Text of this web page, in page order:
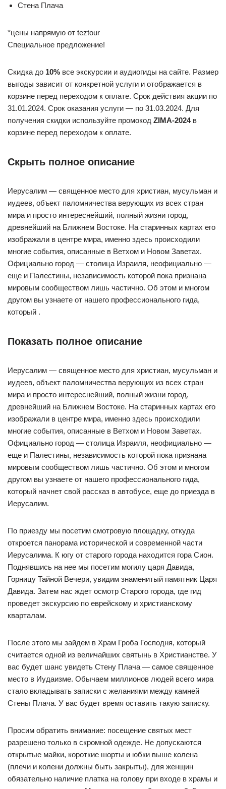
Стена Плача
*цены напрямую от teztour
Специальное предложение!
Скидка до 10% все экскурсии и аудиогиды на сайте. Размер
выгоды зависит от конкретной услуги и отображается в
корзине перед переходом к оплате. Срок действия акции по
31.01.2024. Срок оказания услуги — по 31.03.2024. Для
получения скидки используйте промокод ZIMA-2024в
корзине перед переходом к оплате.
Скрыть полное описание
Иерусалим — священное место для христиан, мусульман и
иудеев, объект паломничества верующих из всех стран
мира и просто интереснейший, полный жизни город,
древнейший на Ближнем Востоке. На старинных картах его
изображали в центре мира, именно здесь происходили
многие события, описанные в Ветхом и Новом Заветах.
Официально город — столица Израиля, неофициально —
еще и Палестины, независимость которой пока признана
мировым сообществом лишь частично. Об этом и многом
другом вы узнаете от нашего профессионального гида,
который .
Показать полное описание
Иерусалим — священное место для христиан, мусульман и
иудеев, объект паломничества верующих из всех стран
мира и просто интереснейший, полный жизни город,
древнейший на Ближнем Востоке. На старинных картах его
изображали в центре мира, именно здесь происходили
многие события, описанные в Ветхом и Новом Заветах.
Официально город — столица Израиля, неофициально —
еще и Палестины, независимость которой пока признана
мировым сообществом лишь частично. Об этом и многом
другом вы узнаете от нашего профессионального гида,
который начнет свой рассказ в автобусе, еще до приезда в
Иерусалим.
По приезду мы посетим смотровую площадку, откуда
откроется панорама исторической и современной части
Иерусалима. К югу от старого города находится гора Сион.
Поднявшись на нее мы посетим могилу царя Давида,
Горницу Тайной Вечери, увидим знаменитый памятник Царя
Давида. Затем нас ждет осмотр Старого города, где гид
проведет экскурсию по еврейскому и христианскому
кварталам.
После этого мы зайдем в Храм Гроба Господня, который
считается одной из величайших святынь в Христианстве. У
вас будет шанс увидеть Стену Плача — самое священное
место в Иудаизме. Обычаем миллионов людей всего мира
стало вкладывать записки c желаниями между камней
Стены Плача. У вас будет время оставить такую записку.
Просим обратить внимание: посещение святых мест
разрешено только в скромной одежде. Не допускаются
открытые майки, короткие шорты и юбки выше колена
(плечи и колени должны быть закрыты), для женщин
обязательно наличие платка на голову при входе в храмы и